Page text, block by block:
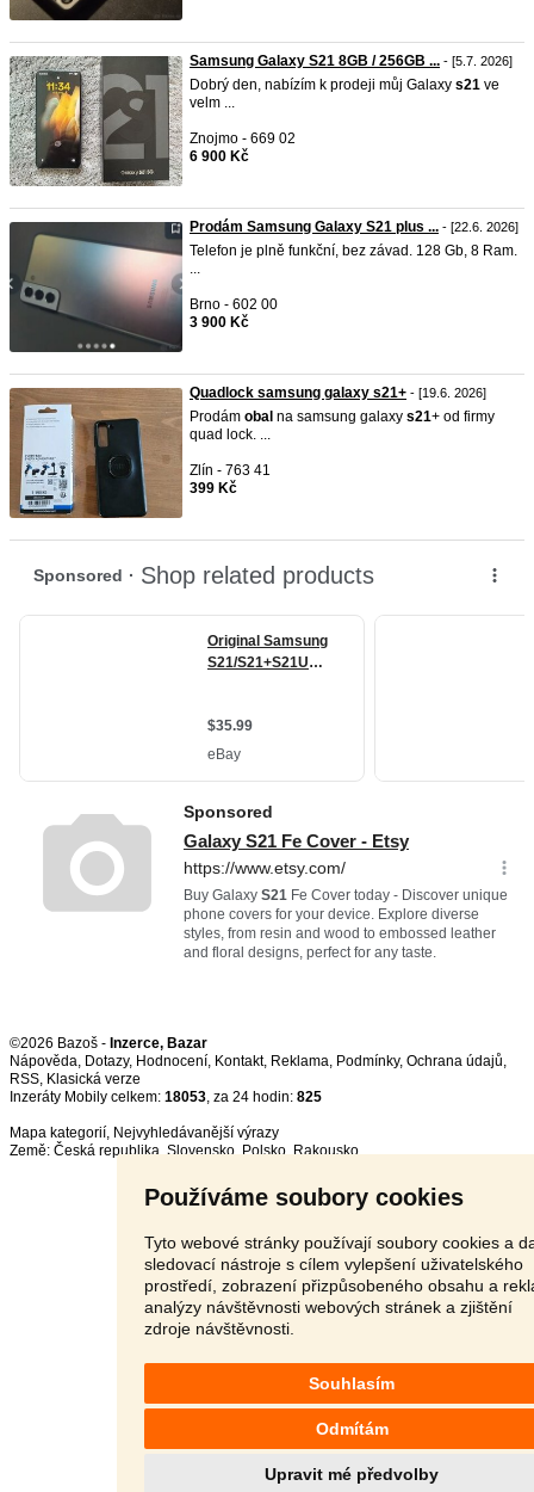
Používáme soubory cookies
Tyto webové stránky používají soubory cookies a
sledovací nástroje s cílem vylepšení uživatelského
prostředí, zobrazení přizpůsobeného obsahu a
analýzy návštěvnosti webových stránek a zjištění
zdroje návštěvnosti.
Souhlasím
Odmítám
Upravit mé předvolby
Samsung Galaxy S21 8GB / 256GB ... - [5.7. 2026]
Dobrý den, nabízím k prodeji můj Galaxy s21 ve
velm ...
Znojmo - 669 02
6 900 Kč
Prodám Samsung Galaxy S21 plus ... - [22.6. 2026]
Telefon je plně funkční, bez závad. 128 Gb, 8 Ram.
...
Brno - 602 00
3 900 Kč
Quadlock samsung galaxy s21+ - [19.6. 2026]
Prodám obal na samsung galaxy s21+ od firmy
quad lock. ...
Zlín - 763 41
399 Kč
©2026 Bazoš - Inzerce, Bazar
Nápověda, Dotazy, Hodnocení, Kontakt, Reklama, Podmínky, Ochrana údajů,
RSS,
Inzeráty Mobily celkem: 18053, za 24 hodin: 825
Mapa kategorií, Nejvyhledávanější výrazy
Země: Česká republika,Slovensko,Polsko,Rakousko